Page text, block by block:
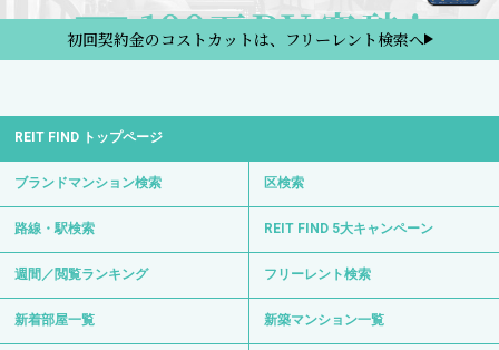
初回契約金のコストカットは、フリーレント検索へ
REIT FIND トップページ
ブランドマンション検索 区検索
路線・駅検索 REIT FIND 5大キャンペーン
週間／閲覧ランキング フリーレント検索
新着部屋一覧 新築マンション一覧